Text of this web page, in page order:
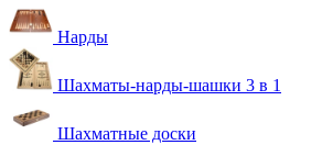
Нарды
Шахматы-нарды-шашки 3 в 1
Шахматные доски